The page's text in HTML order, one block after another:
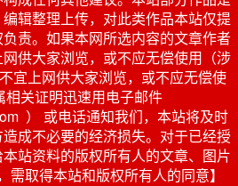
辑整理上传，对此类作品本站仅提
责。如果本网所选内容的文章作者
供大家浏览，或不应无偿使用（涉
宜上网供大家浏览，或不应无偿使
相关证明迅速用电子邮件
） 或电话通知我们，本站将及时
成不必要的经济损失。对于已经授
站资料的版权所有人的文章、图片
取得本站和版权所有人的同意】